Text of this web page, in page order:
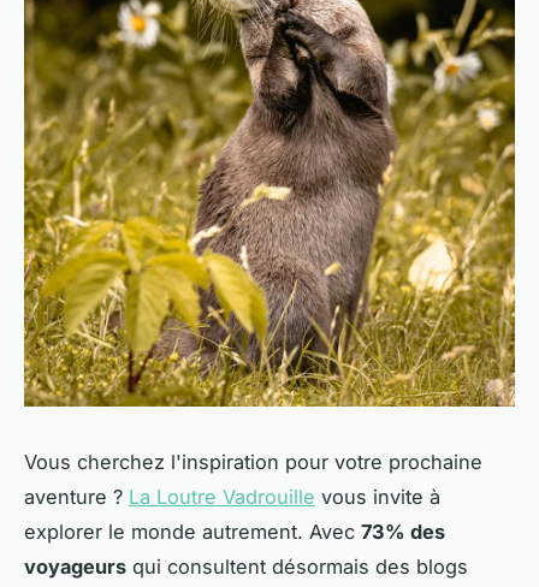
Vous cherchez l'inspiration pour votre prochaine
aventure ? La Loutre Vadrouille vous invite à
explorer le monde autrement. Avec 73% des
voyageurs qui consultent désormais des blogs